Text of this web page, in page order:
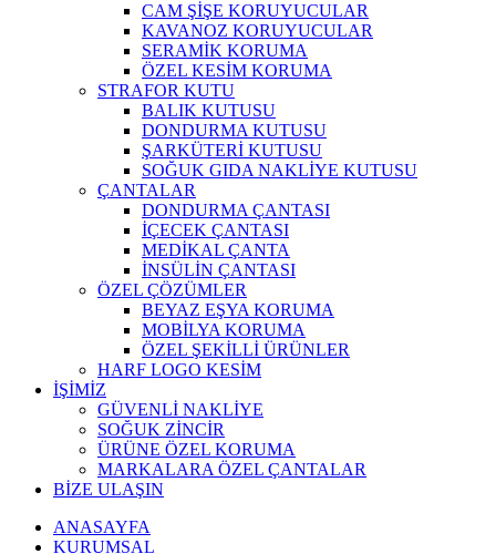
CAM ŞİŞE KORUYUCULAR
KAVANOZ KORUYUCULAR
SERAMİK KORUMA
ÖZEL KESİM KORUMA
STRAFOR KUTU
BALIK KUTUSU
DONDURMA KUTUSU
ŞARKÜTERİ KUTUSU
SOĞUK GIDA NAKLİYE KUTUSU
ÇANTALAR
DONDURMA ÇANTASI
İÇECEK ÇANTASI
MEDİKAL ÇANTA
İNSÜLİN ÇANTASI
ÖZEL ÇÖZÜMLER
BEYAZ EŞYA KORUMA
MOBİLYA KORUMA
ÖZEL ŞEKİLLİ ÜRÜNLER
HARF LOGO KESİM
İŞİMİZ
GÜVENLİ NAKLİYE
SOĞUK ZİNCİR
ÜRÜNE ÖZEL KORUMA
MARKALARA ÖZEL ÇANTALAR
BİZE ULAŞIN
ANASAYFA
KURUMSAL